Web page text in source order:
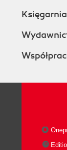
Księgarnia